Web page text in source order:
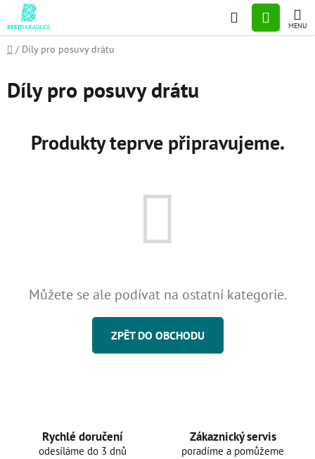
obsah
Hledat
Domů
/ Díly pro posuvy drátu
Díly pro posuvy drátu
Produkty teprve připravujeme.
Můžete se ale podívat na ostatní kategorie.
ZPĚT DO OBCHODU
Rychlé doručení
odesíláme do 3 dnů
Zákaznický servis
poradíme a pomůžeme